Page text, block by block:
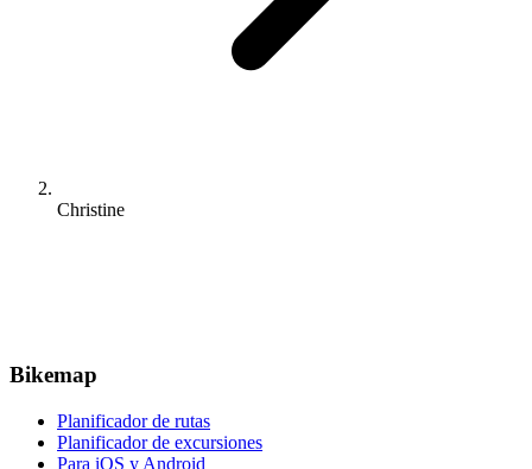
Christine
Bikemap
Planificador de rutas
Planificador de excursiones
Para iOS y Android